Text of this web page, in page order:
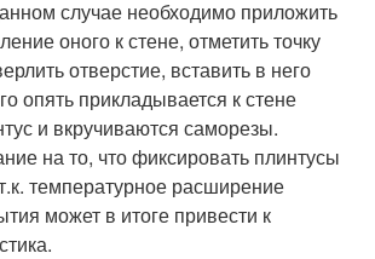
случае необходимо приложить
оного к стене, отметить точку
отверстие, вставить в него
опять прикладывается к стене
и вкручиваются саморезы.
на то, что фиксировать плинтусы
температурное расширение
может в итоге привести к